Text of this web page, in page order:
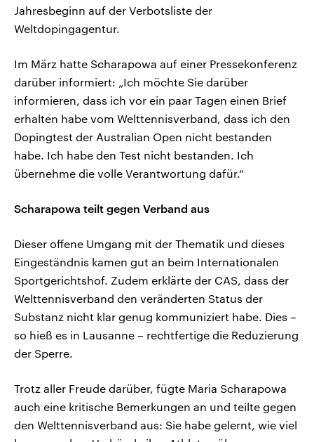
Jahresbeginn auf der Verbotsliste der
Weltdopingagentur.
Im März hatte Scharapowa auf einer Pressekonferenz
darüber informiert: „Ich möchte Sie darüber
informieren, dass ich vor ein paar Tagen einen Brief
erhalten habe vom Welttennisverband, dass ich den
Dopingtest der Australian Open nicht bestanden
habe. Ich habe den Test nicht bestanden. Ich
übernehme die volle Verantwortung dafür.“
Scharapowa teilt gegen Verband aus
Dieser offene Umgang mit der Thematik und dieses
Eingeständnis kamen gut an beim Internationalen
Sportgerichtshof. Zudem erklärte der CAS, dass der
Welttennisverband den veränderten Status der
Substanz nicht klar genug kommuniziert habe. Dies –
so hieß es in Lausanne – rechtfertige die Reduzierung
der Sperre.
Trotz aller Freude darüber, fügte Maria Scharapowa
auch eine kritische Bemerkungen an und teilte gegen
den Welttennisverband aus: Sie habe gelernt, wie viel